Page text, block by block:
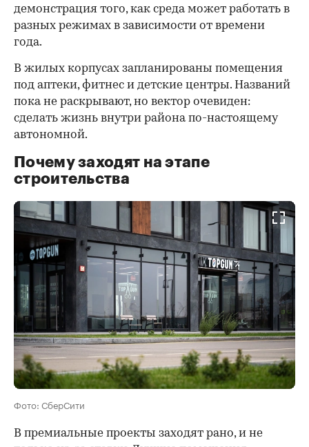
демонстрация того, как среда может работать в
разных режимах в зависимости от времени
года.
В жилых корпусах запланированы помещения
под аптеки, фитнес и детские центры. Названий
пока не раскрывают, но вектор очевиден:
сделать жизнь внутри района по-настоящему
автономной.
Почему заходят на этапе
строительства
Фото: СберСити
В премиальные проекты заходят рано, и не